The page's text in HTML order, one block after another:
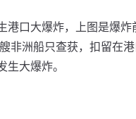
港口大爆炸，上图是爆炸
非洲船只查获，扣留在
大爆炸。